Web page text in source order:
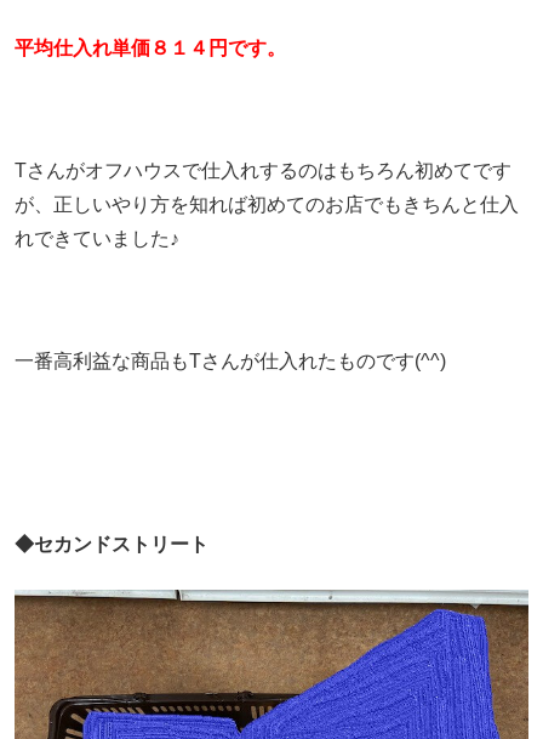
平均仕入れ単価８１４円です。
Tさんがオフハウスで仕入れするのはもちろん初めてです
が、正しいやり方を知れば初めてのお店でもきちんと仕入
れできていました♪
一番高利益な商品もTさんが仕入れたものです(^^)
◆セカンドストリート